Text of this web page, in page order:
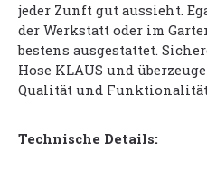
jeder Zunft gut aussieht.
der Werkstatt oder im
bestens ausgestattet.
Hose KLAUS und
Qualität und
Technische Details: